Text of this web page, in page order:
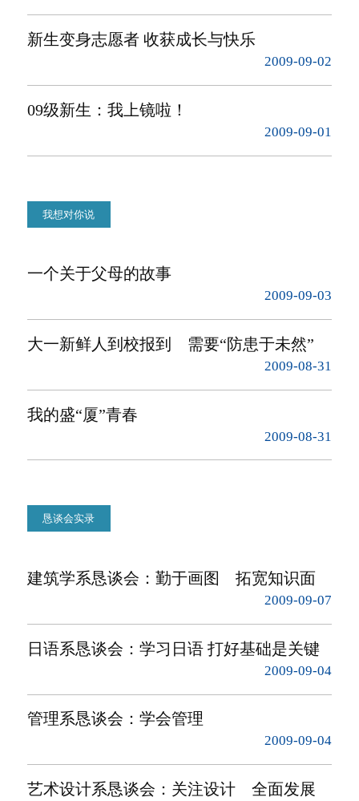
新生变身志愿者 收获成长与快乐
2009-09-02
09级新生：我上镜啦！
2009-09-01
我想对你说
一个关于父母的故事
2009-09-03
大一新鲜人到校报到 需要“防患于未然”
2009-08-31
我的盛“厦”青春
2009-08-31
恳谈会实录
建筑学系恳谈会：勤于画图 拓宽知识面
2009-09-07
日语系恳谈会：学习日语 打好基础是关键
2009-09-04
管理系恳谈会：学会管理
2009-09-04
艺术设计系恳谈会：关注设计 全面发展